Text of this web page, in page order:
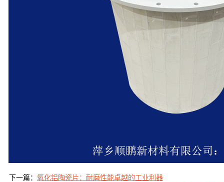
下一篇： 氧化铝陶瓷片：耐磨性能卓越的工业利器